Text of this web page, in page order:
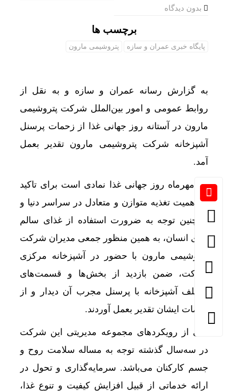
بدون دیدگاه
برچسب ها
پایگاه خبری عمران و سازه پتروشیمی مارون
به گزارش رسانه عمران و سازه و به نقل از
روابط عمومی و امور بین‌الملل شرکت پتروشیمی
مارون در آستانه روز جهانی غذا از زحمات پرسنل
آشپزخانه شرکت پتروشیمی مارون تقدیر بعمل
آمد.
۲۵ مهرماه روز جهانی غذا نمادی است برای تاکید
بر اهمیت تغذیه متوازن و متعادل در سراسر دنیا و
همچنین توجه به ضرورت استفاده از غذای سالم
برای انسان، به همین منظور جمعی مدیران شرکت
پتروشیمی مارون با حضور در آشپزخانه مرکزی
شرکت، ضمن بازدید از بخش‌ها و قسمت‌های
مختلف آشپزخانه با پرسنل مجرب آن دیدار و از
زحمات ایشان تقدیر بعمل آوردند.
یکی از رویکردهای مجموعه مدیریتی این شرکت
در سه‌سال گذشته توجه به مساله سلامت روح و
جسم کارکنان می‌باشد. سرمایه‌گذاری و تحول در
ارائه خدماتی از قبیل افزایش کیفیت و تنوع غذا،